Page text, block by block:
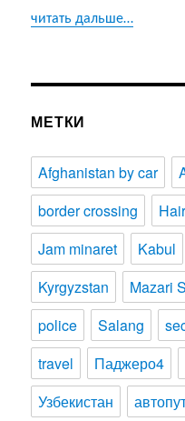
читать дальше…
МЕТКИ
Afghanistan by car
border crossing
Jam minaret
Kabul
Kyrgyzstan
Mazari
police
Salang
travel
Паджеро4
Узбекистан